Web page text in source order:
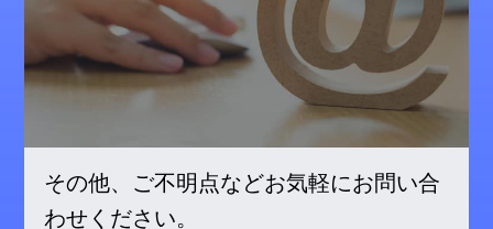
その他、ご不明点などお気軽にお問い合
わせください。